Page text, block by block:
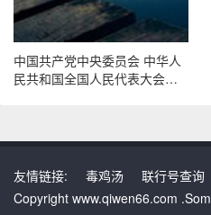
中国共产党中央委员会 中华人
民共和国全国人民代表大会常
全军全国各族人民书
友情链接: 毒鸡汤
联行号查询
Copyright www.qiwen66.com